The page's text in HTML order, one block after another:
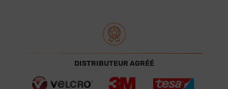
DISTRIBUTEUR AGRÉÉ